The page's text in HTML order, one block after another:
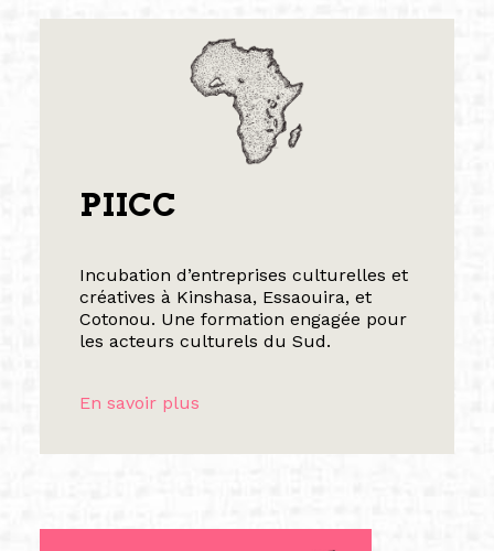
PIICC
Incubation d’entreprises culturelles et
créatives à Kinshasa, Essaouira, et
Cotonou. Une formation engagée pour
les acteurs culturels du Sud.
En savoir plus